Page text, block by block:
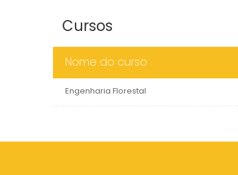
Cursos
Nome do curso
Engenharia Florestal